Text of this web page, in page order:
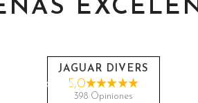
JAGUAR DIVERS
5,0
398 Opiniones